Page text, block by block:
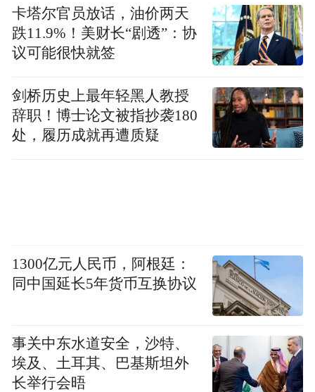
卡塔尔官员放话，油价两天
跌11.9%！美财长“剧透”：协
议可能很快就签
剑桥历史上最年轻黑人教授
辞职！博士论文被指抄袭180
处，履历成就再遭质疑
1300亿元人民币，阿根廷：
同中国延长5年货币互换协议
事关中东水道安全，沙特、
埃及、土耳其、巴基斯坦外
长举行会晤